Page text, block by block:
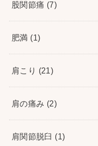
股関節痛 (7)
肥満 (1)
肩こり (21)
肩の痛み (2)
肩関節脱臼 (1)